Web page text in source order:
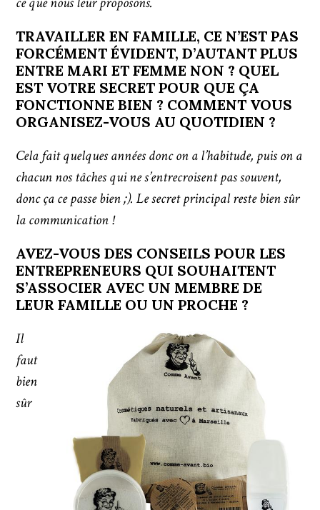
TRAVAILLER EN FAMILLE, CE N’EST PAS
FORCÉMENT ÉVIDENT, D’AUTANT PLUS
ENTRE MARI ET FEMME NON ? QUEL
EST VOTRE SECRET POUR QUE ÇA
FONCTIONNE BIEN ? COMMENT VOUS
ORGANISEZ-VOUS AU QUOTIDIEN ?
Cela fait quelques années donc on a l’habitude, puis on a
chacun nos tâches qui ne s’entrecroisent pas souvent,
donc ça ce passe bien ;). Le secret principal reste bien sûr
la communication !
AVEZ-VOUS DES CONSEILS POUR LES
ENTREPRENEURS QUI SOUHAITENT
S’ASSOCIER AVEC UN MEMBRE DE
LEUR FAMILLE OU UN PROCHE ?
Il
faut
bien
sûr